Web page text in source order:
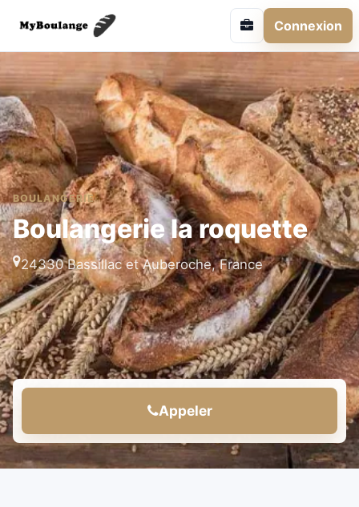
Connexion
BOULANGERIE
Boulangerie la roquette
24330 Bassillac et Auberoche, France
Appeler